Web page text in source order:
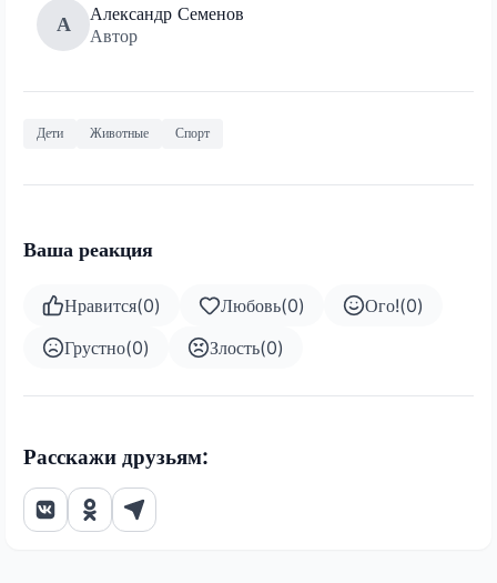
А
Александр Семенов
Автор
Дети Животные Спорт
Ваша реакция
Нравится(0) Любовь(0) Ого!(0)
Грустно(0) Злость(0)
Расскажи друзьям: